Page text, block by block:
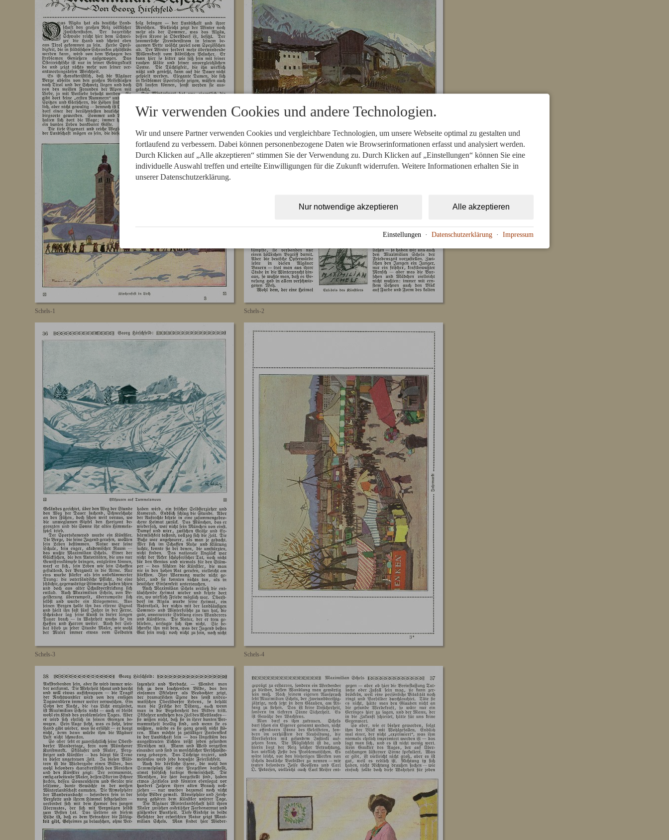
Schels-1 Schels-2
Schels-3 Schels-4
Wir verwenden Cookies und andere Technologien.
Wir und unsere Partner verwenden Cookies und vergleichbare Technologien, um unsere Webseite optimal zu gestalten und
fortlaufend zu verbessern. Dabei können personenbezogene Daten wie Browserinformationen erfasst und analysiert werden.
Durch Klicken auf „Alle akzeptieren“ stimmen Sie der Verwendung zu. Durch Klicken auf „Einstellungen“ können Sie eine
individuelle Auswahl treffen und erteilte Einwilligungen für die Zukunft widerrufen. Weitere Informationen erhalten Sie in
unserer Datenschutzerklärung.
Alle akzeptieren
Nur notwendige akzeptieren
Einstellungen · Datenschutzerklärung · Impressum